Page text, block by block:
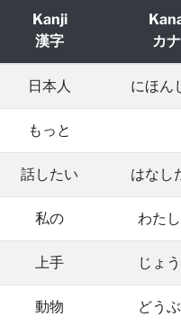
Kanji
漢字
カナ
日本人 にほん
もっと
話したい はなし
私の わた
上手 じょ
動物 どう